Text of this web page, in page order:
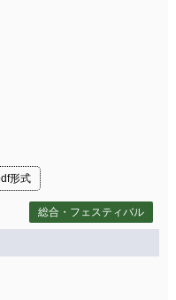
形式
総合・フェスティバル